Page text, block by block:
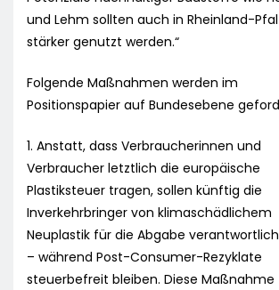
und Lehm sollten auch in Rheinland-
stärker genutzt werden.“
Folgende Maßnahmen werden im
Positionspapier auf Bundesebene
1. Anstatt, dass Verbraucherinnen und
Verbraucher letztlich die europäische
Plastiksteuer tragen, sollen künftig die
Inverkehrbringer von klimaschädlichem
Neuplastik für die Abgabe
– während Post-Consumer-Rezyklate
steuerbefreit bleiben. Diese Maßnahme